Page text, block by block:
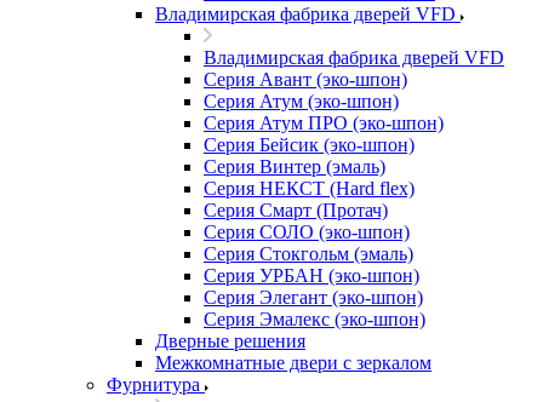
Владимирская фабрика дверей VFD
Владимирская фабрика дверей VFD
Серия Авант (эко-шпон)
Серия Атум (эко-шпон)
Серия Атум ПРО (эко-шпон)
Серия Бейсик (эко-шпон)
Серия Винтер (эмаль)
Серия НЕКСТ (Hard flex)
Серия Смарт (Протач)
Серия СОЛО (эко-шпон)
Серия Стокгольм (эмаль)
Серия УРБАН (эко-шпон)
Серия Элегант (эко-шпон)
Серия Эмалекс (эко-шпон)
Дверные решения
Межкомнатные двери c зеркалом
Фурнитура